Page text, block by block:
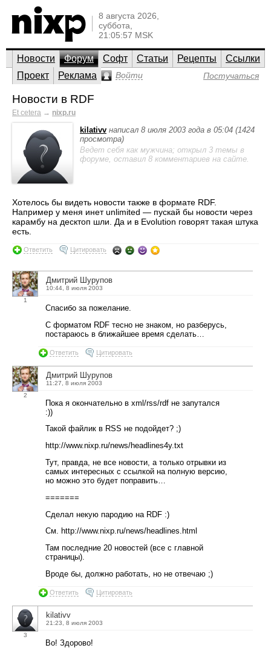
8 августа 2026,
суббота,
21:05:57 MSK
Новости Форум Софт Статьи Рецепты
Ссылки
Проект
Реклама Войти Постучаться
Новости в RDF
Et cetera → nixp.ru
kilativv написал 8 июля 2003 года в 05:04 (1424
просмотра)
Ведет себя как мужчина; открыл 3 темы в
форуме, оставил 8 комментариев на сайте.
Хотелось бы видеть новости также в формате RDF.
Например у меня инет unlimited — пускай бы новости через
карамбу на десктоп шли. Да и в Evolution говорят такая штука
есть.
Ответить Цитировать
1
Дмитрий Шурупов
10:44, 8 июля 2003
Спасибо за пожелание.
С форматом RDF тесно не знаком, но разберусь,
постараюсь в ближайшее время сделать…
Ответить Цитировать
2
Дмитрий Шурупов
11:27, 8 июля 2003
Пока я окончательно в xml/rss/rdf не запутался
:))
Такой файлик в RSS не подойдет? ;)
http://www.nixp.ru/news/headlines4y.txt
Тут, правда, не все новости, а только отрывки из
самых интересных с ссылкой на полную версию,
но можно это будет поправить…
=======
Сделал некую пародию на RDF :)
См. http://www.nixp.ru/news/headlines.html
Там последние 20 новостей (все с главной
страницы).
Вроде бы, должно работать, но не отвечаю ;)
Ответить Цитировать
3
kilativv
21:23, 8 июля 2003
Во! Здорово!